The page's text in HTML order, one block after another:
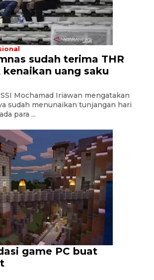
sudah terima THR
uang saku
Mochamad Iriawan mengatakan
sudah menunaikan tunjangan hari
para ...
game PC buat